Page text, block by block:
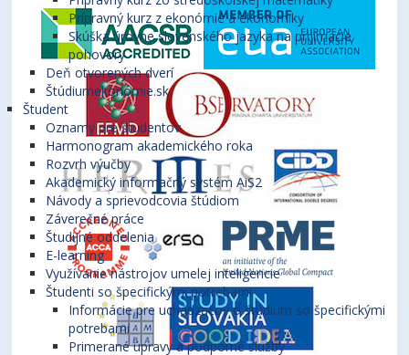
Prípravný kurz z ekonómie a ekonomiky
Skúška úrovne slovenského jazyka na prijímacie
pohovory
Deň otvorených dverí
Štúdiumekonómie.sk
Študent
Oznamy pre študentov
Harmonogram akademického roka
Rozvrh výučby
Akademický informačný systém AiS2
Návody a sprievodcovia štúdiom
Záverečné práce
Študijné oddelenia
E-learning
Využívanie nástrojov umelej inteligencie
Študenti so špecifickými potrebami
Informácie pre uchádzačov o štúdium so špecifickými
potrebami
Primerané úpravy a podporné služby